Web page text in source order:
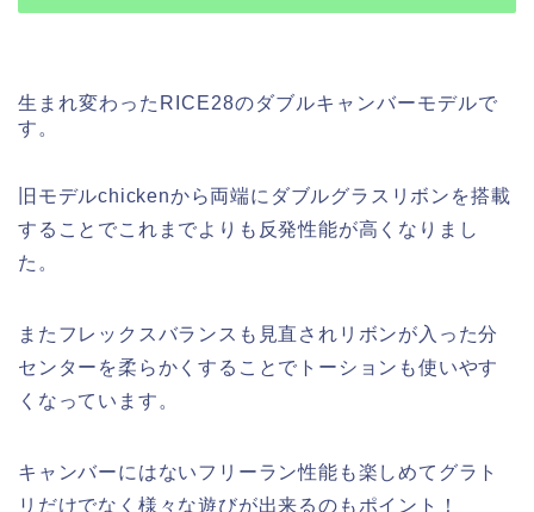
生まれ変わったRICE28のダブルキャンバーモデルで
す。
旧モデルchickenから両端にダブルグラスリボンを搭載
することでこれまでよりも反発性能が高くなりまし
た。
またフレックスバランスも見直されリボンが入った分
センターを柔らかくすることでトーションも使いやす
くなっています。
キャンバーにはないフリーラン性能も楽しめてグラト
リだけでなく様々な遊びが出来るのもポイント！